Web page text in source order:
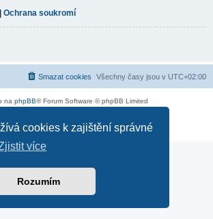
cookies k zajištění správné
více
Rozumím
| Ochrana soukromí
Všechny časy jsou v UTC+02:00
Smazat cookies
na phpBB® Forum Software © phpBB Limited